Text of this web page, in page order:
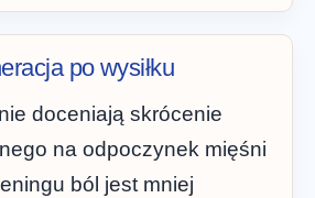
po wysiłku
doceniają skrócenie
na odpoczynek mięśni
ból jest mniej